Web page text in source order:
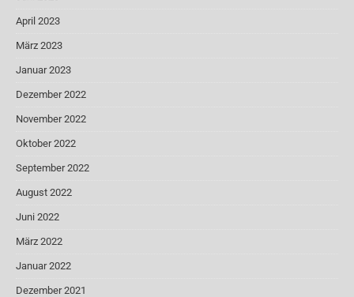
April 2023
März 2023
Januar 2023
Dezember 2022
November 2022
Oktober 2022
September 2022
August 2022
Juni 2022
März 2022
Januar 2022
Dezember 2021